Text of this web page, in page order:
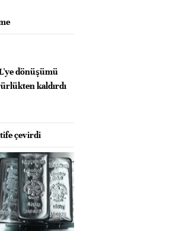
dönüşümü
kaldırdı
çevirdi